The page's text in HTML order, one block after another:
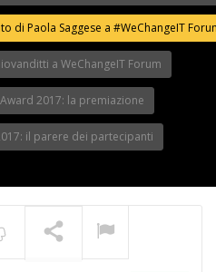
di Paola Saggese a #WeChangeIT
a WeChangeIT Forum
2017: la premiazione
il parere dei partecipanti